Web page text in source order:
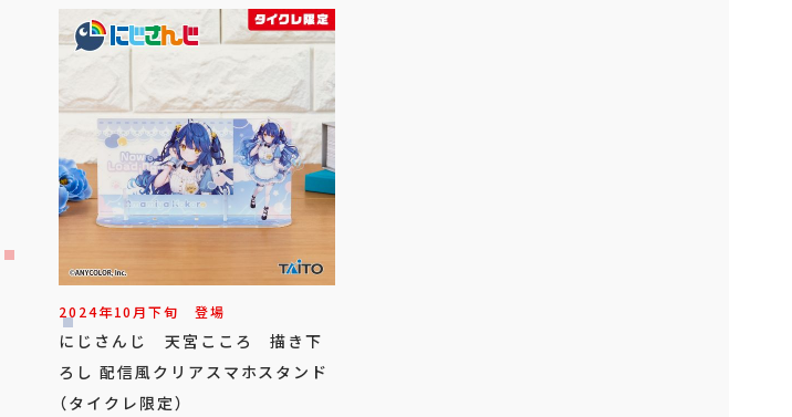
2024年10月下旬 登場
にじさんじ 天宮こころ 描き下
ろし 配信風クリアスマホスタンド
（タイクレ限定）